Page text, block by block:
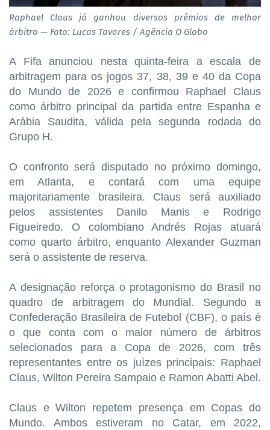
Raphael Claus já ganhou diversos prêmios de melhor
árbitro — Foto: Lucas Tavares / Agência O Globo
A Fifa anunciou nesta quinta-feira a escala de
arbitragem para os jogos 37, 38, 39 e 40 da Copa
do Mundo de 2026 e confirmou Raphael Claus
como árbitro principal da partida entre Espanha e
Arábia Saudita, válida pela segunda rodada do
Grupo H.
O confronto será disputado no próximo domingo,
em Atlanta, e contará com uma equipe
majoritariamente brasileira. Claus será auxiliado
pelos assistentes Danilo Manis e Rodrigo
Figueiredo. O colombiano Andrés Rojas atuará
como quarto árbitro, enquanto Alexander Guzman
será o assistente de reserva.
A designação reforça o protagonismo do Brasil no
quadro de arbitragem do Mundial. Segundo a
Confederação Brasileira de Futebol (CBF), o país é
o que conta com o maior número de árbitros
selecionados para a Copa de 2026, com três
representantes entre os juízes principais: Raphael
Claus, Wilton Pereira Sampaio e Ramon Abatti Abel.
Claus e Wilton repetem presença em Copas do
Mundo. Ambos estiveram no Catar, em 2022,